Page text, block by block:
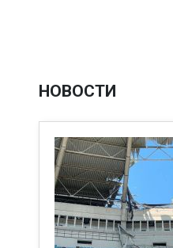
НОВОСТИ